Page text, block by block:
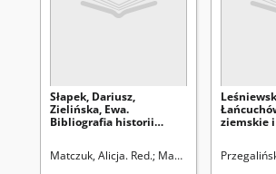
Słapek, Dariusz,
Zielińska, Ewa.
Bibliografia historii
Dokumentacji Historii
Matczuk, Alicja. Red. Mazur, Mariusz. Red
ziemskie